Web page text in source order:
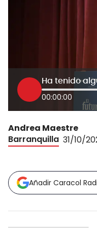
00:00:00
Andrea Maestre
Barranquilla 31/10/
Añadir Caracol